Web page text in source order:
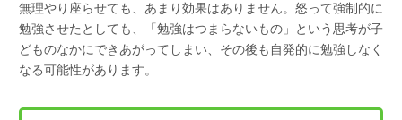
無理やり座らせても、あまり効果はありません。怒って強制的に
勉強させたとしても、「勉強はつまらないもの」という思考が子
どものなかにできあがってしまい、その後も自発的に勉強しなく
なる可能性があります。